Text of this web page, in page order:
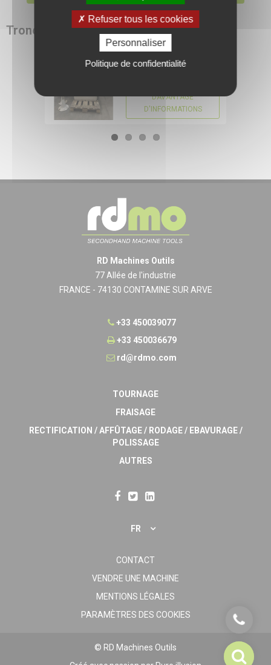
Refuser tous les cookies
Personnaliser
Politique de confidentialité
de Youtube.
CONFIGURER
Tronconneuse RDMO
15739
RAWYLER MOD
DAVANTAGE
D'INFORMATIONS
RD Machines Outils
77 Allée de l'industrie
FRANCE - 74130 CONTAMINE SUR ARVE
+33 450039077
+33 450036679
rd@rdmo.com
TOURNAGE
FRAISAGE
RECTIFICATION / AFFÛTAGE / RODAGE / EBAVURAGE /
POLISSAGE
AUTRES
FR
CONTACT
VENDRE UNE MACHINE
MENTIONS LÉGALES
PARAMÈTRES DES COOKIES
© RD Machines Outils